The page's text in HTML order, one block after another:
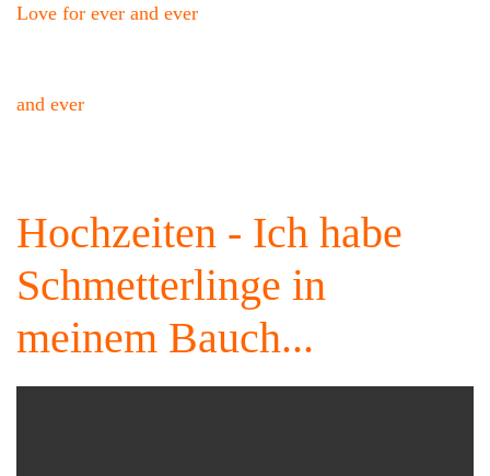
Love for ever and ever
and ever
Hochzeiten - Ich habe
Schmetterlinge in
meinem Bauch...